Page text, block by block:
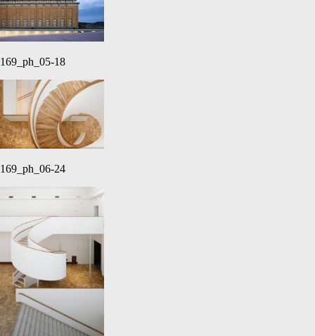
169_ph_05-18
169_ph_06-24